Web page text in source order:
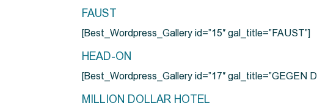
FAUST
[Best_Wordpress_Gallery id=”15″ gal_title=”FAUST”]
HEAD-ON
[Best_Wordpress_Gallery id=”17″ gal_title=”GEGEN
MILLION DOLLAR HOTEL